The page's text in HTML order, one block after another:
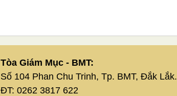
Tòa Giám Mục - BMT:
Số 104 Phan Chu Trinh, Tp. BMT, Đắk Lắk.
ĐT: 0262 3817 622